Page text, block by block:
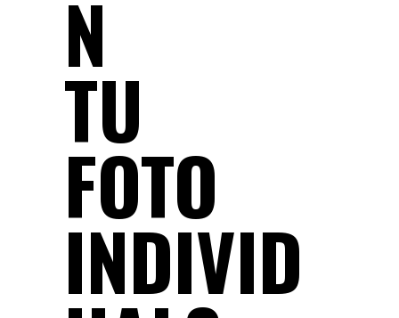
N
TU
FOTO
INDIVID